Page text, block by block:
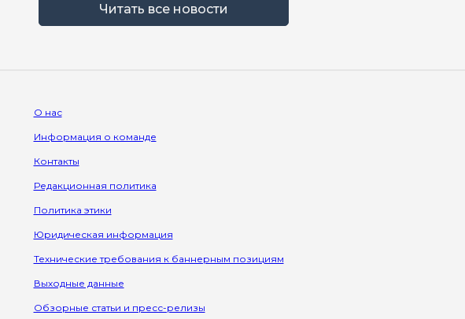
Читать все новости
О нас
Информация о команде
Контакты
Редакционная политика
Политика этики
Юридическая информация
Технические требования к баннерным позициям
Выходные данные
Обзорные статьи и пресс-релизы